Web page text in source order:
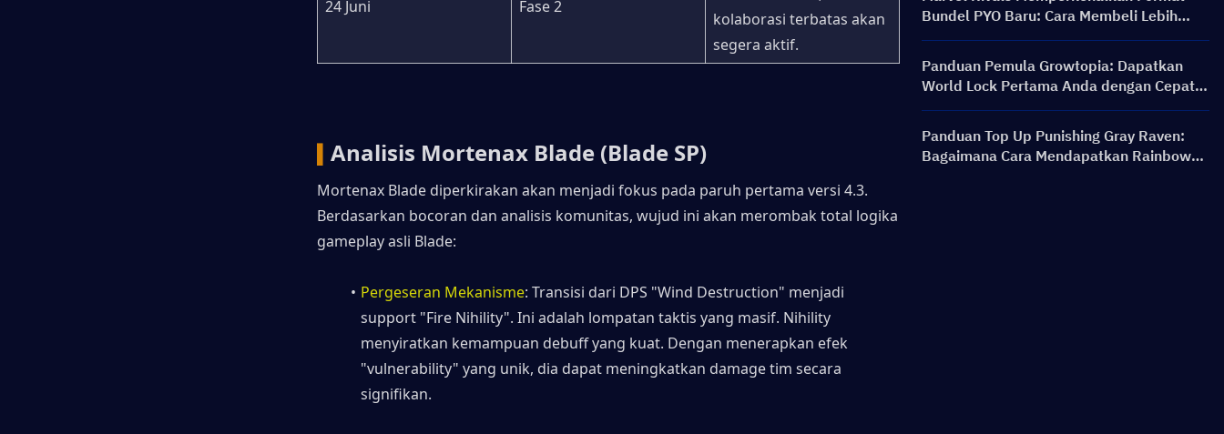
24 Juni Fase 2
kolaborasi terbatas akan
segera aktif.
Analisis Mortenax Blade (Blade SP)
Mortenax Blade diperkirakan akan menjadi fokus pada paruh pertama versi 4.3.
Berdasarkan bocoran dan analisis komunitas, wujud ini akan merombak total logika
gameplay asli Blade:
Pergeseran Mekanisme: Transisi dari DPS "Wind Destruction" menjadi
support "Fire Nihility". Ini adalah lompatan taktis yang masif. Nihility
menyiratkan kemampuan debuff yang kuat. Dengan menerapkan efek
"vulnerability" yang unik, dia dapat meningkatkan damage tim secara
signifikan.
Bundel PYO Baru: Cara Membeli Lebih
Cerdas di Pembaruan Toko Musim 9.5
Panduan Pemula Growtopia: Dapatkan
World Lock Pertama Anda dengan Cepat &
Aman
Panduan Top Up Punishing Gray Raven:
Bagaimana Cara Mendapatkan Rainbow